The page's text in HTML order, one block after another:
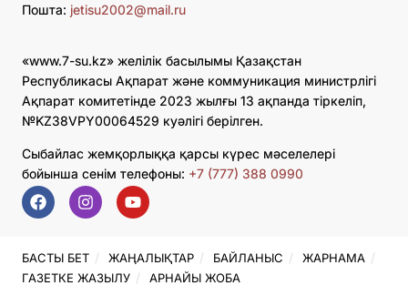
Пошта: jetisu2002@mail.ru
«www.7-su.kz» желілік басылымы Қазақстан
Республикасы Ақпарат және коммуникация министрлігі
Ақпарат комитетінде 2023 жылғы 13 ақпанда тіркеліп,
№KZ38VPY00064529 куәлігі берілген.
Сыбайлас жемқорлыққа қарсы күрес мәселелері
бойынша сенім телефоны: +7 (777) 388 0990
БАСТЫ БЕТ ЖАҢАЛЫҚТАР БАЙЛАНЫС
ЖАРНАМА
ГАЗЕТКЕ ЖАЗЫЛУ
АРНАЙЫ ЖОБА